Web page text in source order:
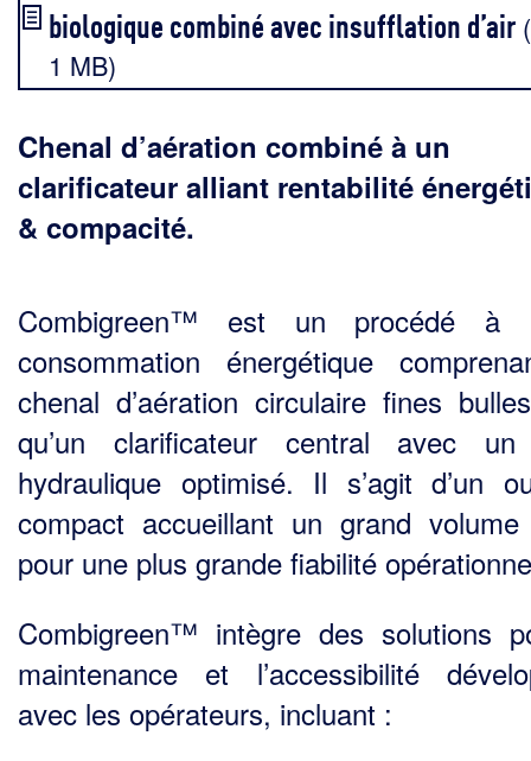
biologique combiné avec insufflation d’air
1 MB)
Chenal d’aération combiné à un
clarificateur alliant rentabilité
& compacité.
Combigreen™ est un procédé à
consommation énergétique
chenal d’aération circulaire fines
qu’un clarificateur central avec
hydraulique optimisé. Il s’agit d’un
compact accueillant un grand volume
pour une plus grande fiabilité
Combigreen™ intègre des solutions
maintenance et l’accessibilité
avec les opérateurs, incluant :